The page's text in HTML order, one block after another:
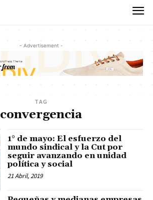
- Advertisement -
TAG
convergencia
1° de mayo: El esfuerzo del
mundo sindical y la Cut por
seguir avanzando en unidad
política y social
21 Abril, 2019